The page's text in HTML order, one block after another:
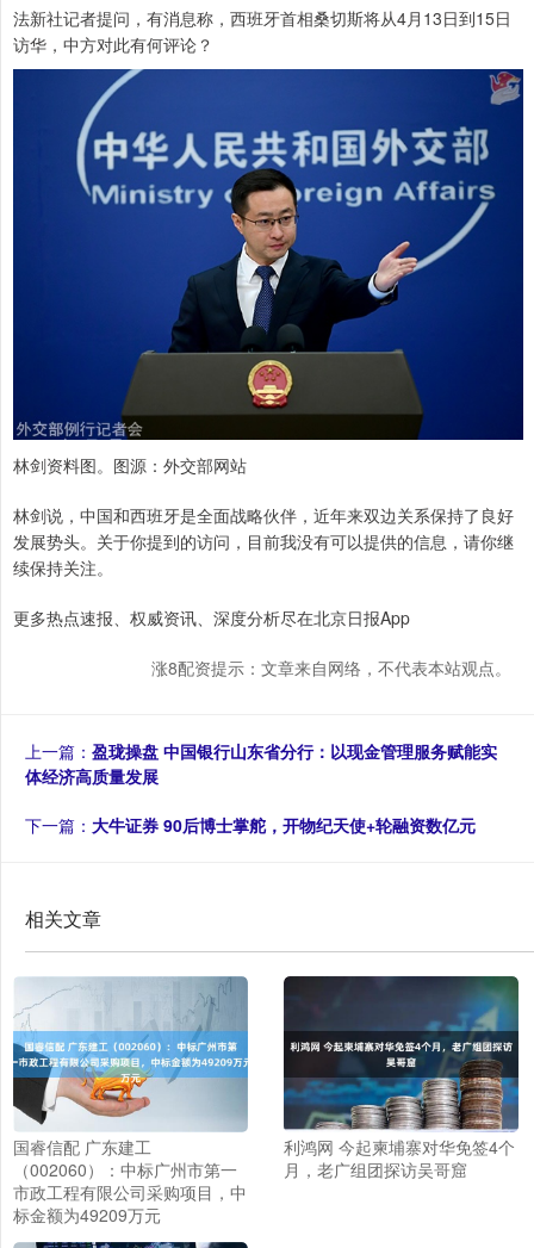
法新社记者提问，有消息称，西班牙首相桑切斯将从4月13日到15日
访华，中方对此有何评论？
林剑资料图。图源：外交部网站
林剑说，中国和西班牙是全面战略伙伴，近年来双边关系保持了良好
发展势头。关于你提到的访问，目前我没有可以提供的信息，请你继
续保持关注。
更多热点速报、权威资讯、深度分析尽在北京日报App
涨8配资提示：文章来自网络，不代表本站观点。
上一篇： 盈珑操盘 中国银行山东省分行：以现金管理服务赋能实
体经济高质量发展
下一篇： 大牛证券 90后博士掌舵，开物纪天使+轮融资数亿元
相关文章
国睿信配 广东建工
（002060）：中标广州市第一
市政工程有限公司采购项目，中
标金额为49209万元
利鸿网 今起柬埔寨对华免签4个
月，老广组团探访吴哥窟